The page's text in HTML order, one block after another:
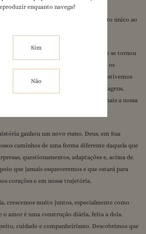
enquanto navega?
Sim
Não
1/1
felizes por compartilhar esse momento único ao
para nós.
seis anos, através de uma amizade que se tornou
Fomos companheiros em todos os
e também nos mais difíceis. Sempre estivemos
compartilhando conselhos, sonhos, viagens,
experiências que fortaleceram ainda mais a nossa
ganhou um novo rumo. Deus, em Sua
caminhos de uma forma diferente daquela que
questionamentos, adaptações e, acima de
que jamais esqueceremos e que estará para
corações e em nossa trajetória.
crescemos muito juntos, especialmente como
o amor é uma construção diária, feita a dois,
cuidado e companheirismo. Descobrimos que